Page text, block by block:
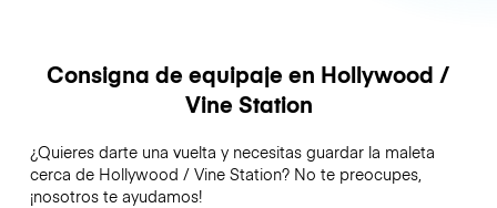
Consigna de equipaje en Hollywood /
Vine Station
¿Quieres darte una vuelta y necesitas guardar la maleta
cerca de Hollywood / Vine Station? No te preocupes,
¡nosotros te ayudamos!